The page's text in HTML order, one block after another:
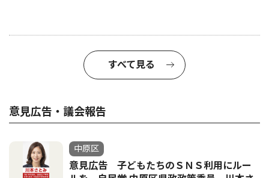
すべて見る
意見広告・議会報告
中原区
意見広告 子どもたちのＳＮＳ利用にルー